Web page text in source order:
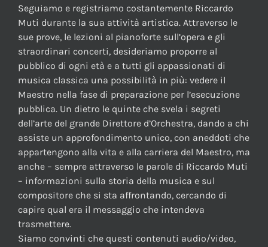
Seguiamo e registriamo costantemente Riccardo
Muti durante la sua attività artistica. Attraverso le
sue prove, le lezioni al pianoforte sull’opera e gli
straordinari concerti, desideriamo proporre al
pubblico di ogni età e a tutti gli appassionati di
musica classica una possibilità in più: vedere il
Maestro nella fase di preparazione per l’esecuzione
pubblica. Un dietro le quinte che svela i segreti
dell’arte del grande Direttore d’Orchestra, dando a chi
assiste un approfondimento unico, con aneddoti che
appartengono alla vita e alla carriera del Maestro, ma
anche – sempre attraverso le parole di Riccardo Muti
– informazioni sulla storia della musica e sul
compositore che si sta affrontando, cercando di
capire qual era il messaggio che intendeva
trasmettere.
Siamo convinti che questi contenuti audio/video,